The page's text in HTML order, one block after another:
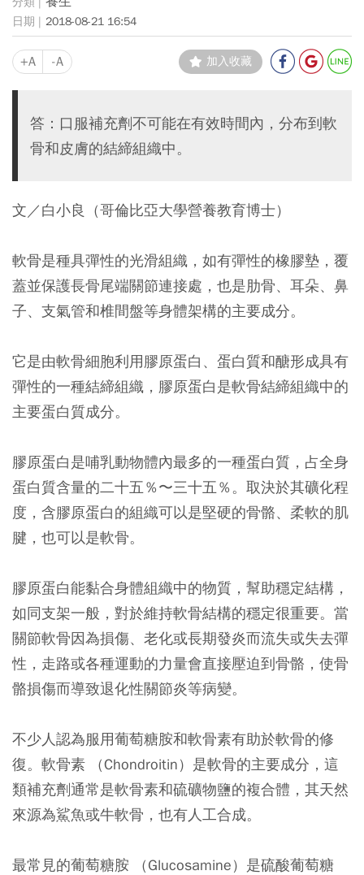
2018-08-21 16:54
+A -A 加入收藏
答：口服補充劑不可能在有效時間內，分布到軟
骨和皮膚的結締組織中。
文／白小良（哥倫比亞大學營養教育博士）
軟骨是種具彈性的光滑組織，如有彈性的橡膠墊，覆
蓋並保護長骨尾端關節連接處，也是肋骨、耳朵、鼻
子、支氣管和椎間盤等身體架構的主要成分。
它是由軟骨細胞利用膠原蛋白、蛋白質和醣形成具有
彈性的一種結締組織，膠原蛋白是軟骨結締組織中的
主要蛋白質成分。
膠原蛋白是哺乳動物體內最多的一種蛋白質，占全身
蛋白質含量的二十五％〜三十五％。取決於其礦化程
度，含膠原蛋白的組織可以是堅硬的骨骼、柔軟的肌
腱，也可以是軟骨。
膠原蛋白能黏合身體組織中的物質，幫助穩定結構，
如同支架一般，對於維持軟骨結構的穩定很重要。當
關節軟骨因為損傷、老化或長期發炎而流失或失去彈
性，走路或各種運動的力量會直接壓迫到骨骼，使骨
骼損傷而導致退化性關節炎等病變。
不少人認為服用葡萄糖胺和軟骨素有助於軟骨的修
復。軟骨素 （Chondroitin）是軟骨的主要成分，這
類補充劑通常是軟骨素和硫礦物鹽的複合體，其天然
來源為鯊魚或牛軟骨，也有人工合成。
最常見的葡萄糖胺 （Glucosamine）是硫酸葡萄糖